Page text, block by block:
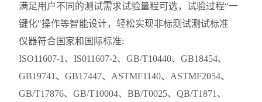
满足用户不同的测试需求试验量程可选，试验过程“一
键化"操作等智能设计，轻松实现非标测试测试标准
仪器符合国家和国际标准:
ISO11607-1、IS011607-2、GB/T10440、GB18454、
GB19741、GB17447、ASTMF1140、ASTMF2054、
GB/T17876、GB/T10004、BB/T0025、QB/T1871、